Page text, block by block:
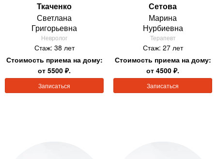
Ткаченко
Светлана
Григорьевна
Невролог
Стаж: 38 лет
Стоимость приема на дому:
от 5500 ₽.
Записаться
Сетова
Марина
Нурбиевна
Терапевт
Стаж: 27 лет
Стоимость приема на дому:
от 4500 ₽.
Записаться